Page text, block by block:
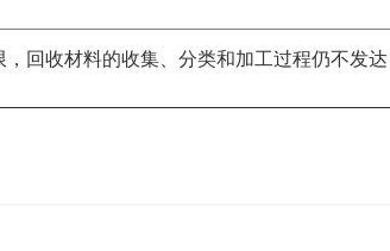
回收材料的收集、分类和加工过程仍不发达